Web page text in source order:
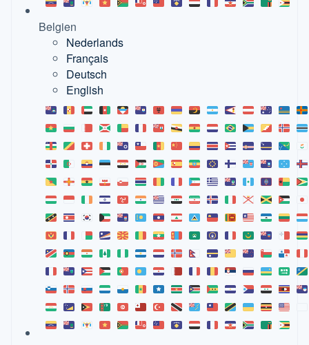
Belgien
Nederlands
Français
Deutsch
English